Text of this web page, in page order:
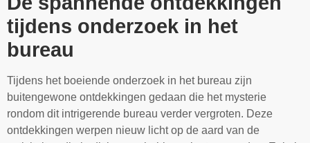
tijdens onderzoek in het
bureau
Tijdens het boeiende onderzoek in het bureau zijn
buitengewone ontdekkingen gedaan die het mysterie
rondom dit intrigerende bureau verder vergroten. Deze
ontdekkingen werpen nieuw licht op de aard van de